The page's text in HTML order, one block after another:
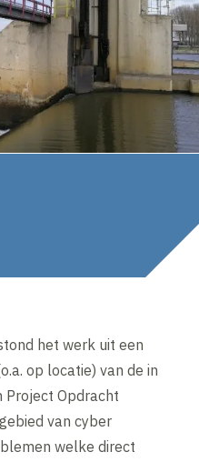
het werk uit een
op locatie) van de in
Project Opdracht
van cyber
welke direct